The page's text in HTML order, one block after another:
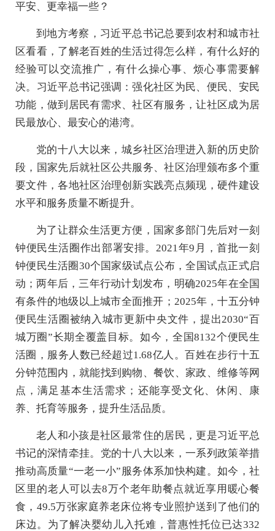
平安、更幸福一些？
到地方考察，习近平总书记总要到农村和城市社
区看看，了解老百姓的生活过得怎么样，有什么好的
经验可以交流推广，有什么操心事、烦心事需要解
决。习近平总书记强调：强化社区为民、便民、安民
功能，做到居民有需求、社区有服务，让社区成为居
民最放心、最安心的港湾。
党的十八大以来，城乡社区治理进入新的历史阶
段，国家先后就社区公共服务、社区治理颁布多个重
要文件，各地社区治理创新实践亮点频现，硬件建设
水平和服务质量不断提升。
为了让群众生活更方便，国家多部门先后对一刻
钟便民生活圈作出部署安排。2021年9月，首批一刻
钟便民生活圈30个国家级试点公布，全国试点正式启
动；两年后，三年行动计划发布，明确2025年在全国
有条件的地级以上城市全面推开；2025年，十五分钟
便民生活圈被纳入城市更新中央文件，提出2030“百
城万圈”长期全覆盖目标。如今，全国8132个便民生
活圈，服务人数已经超过1.68亿人。百姓在步行十五
分钟范围内，就能找到购物、餐饮、家政、维修等网
点，满足基本生活需求；还能享受文化、休闲、康
养、托育等服务，提升生活品质。
老人和小孩是社区最常住的居民，更是习近平总
书记的深情牵挂。党的十八大以来，一系列政策举措
推动高质量“一老一小”服务体系加快构建。如今，社
区里的老人可以去8万个老年助餐点就近享用暖心餐
食，49.5万张家庭养老床位将专业照护送到了他们的
床边。为了解决婴幼儿入托难，普惠性托位已达332